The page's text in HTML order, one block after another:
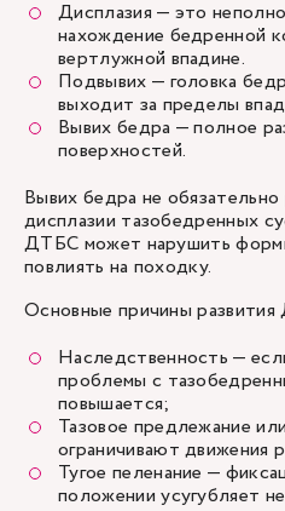
Дисплазия — это
нахождение бедренной
вертлужной впадине.
Подвывих — головка
выходит за пределы
Вывих бедра — полное
поверхностей.
Вывих бедра не обязательно
дисплазии тазобедренных
ДТБС может нарушить
повлиять на походку.
Основные причины
Наследственность —
проблемы с
повышается;
Тазовое предлежание
ограничивают движения
Тугое пеленание —
положении усугубляет